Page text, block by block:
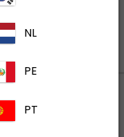
NL
PE
PT